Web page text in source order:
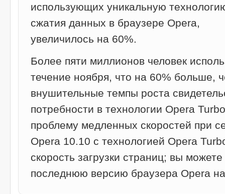
использующих уникальную
сжатия данных в браузере Opera,
увеличилось на 60%.
Более пяти миллионов человек
течение ноября, что на 60% больше,
внушительные темпы роста
потребности в технологии Opera
проблему медленных скоростей при
Opera 10.10 с технологией Opera
скорость загрузки страниц; вы
последнюю версию браузера Opera